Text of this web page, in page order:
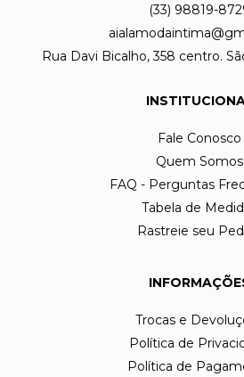
(33) 98819-
Rua Davi Bicalho, 358 centro.
Fale Conosco
Quem Somos
FAQ - Perguntas
Tabela de
Rastreie seu
Trocas e
Política de
Política de